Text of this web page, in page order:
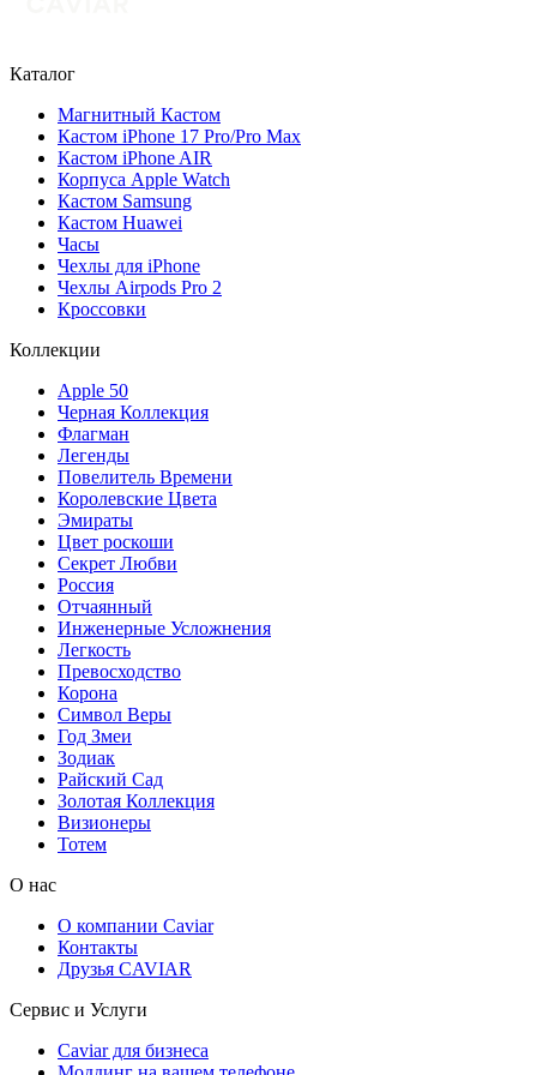
Каталог
Магнитный Кастом
Кастом iPhone 17 Pro/Pro Max
Кастом iPhone AIR
Корпуса Apple Watch
Кастом Samsung
Кастом Huawei
Часы
Чехлы для iPhone
Чехлы Airpods Pro 2
Кроссовки
Коллекции
Apple 50
Черная Коллекция
Флагман
Легенды
Повелитель Времени
Королевские Цвета
Эмираты
Цвет роскоши
Секрет Любви
Россия
Отчаянный
Инженерные Усложнения
Легкость
Превосходство
Корона
Символ Веры
Год Змеи
Зодиак
Райский Сад
Золотая Коллекция
Визионеры
Тотем
О нас
О компании Caviar
Контакты
Друзья CAVIAR
Сервис и Услуги
Caviar для бизнеса